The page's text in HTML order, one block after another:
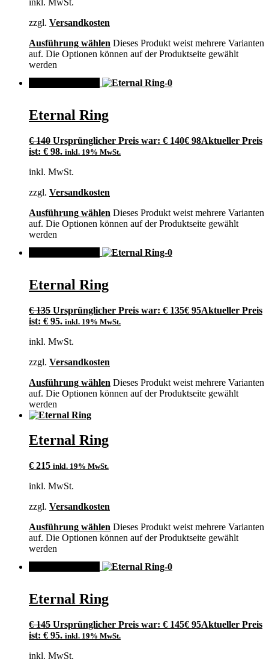
inkl. MwSt.
zzgl. Versandkosten
Ausführung wählen Dieses Produkt weist mehrere Varianten
auf. Die Optionen können auf der Produktseite gewählt
werden
Eternal Ring
€140 Ursprünglicher Preis war: € 140€ 98Aktueller Preis
ist: € 98. inkl. 19% MwSt.
inkl. MwSt.
zzgl. Versandkosten
Ausführung wählen Dieses Produkt weist mehrere Varianten
auf. Die Optionen können auf der Produktseite gewählt
werden
Eternal Ring
€135 Ursprünglicher Preis war: € 135€ 95Aktueller Preis
ist: € 95. inkl. 19% MwSt.
inkl. MwSt.
zzgl. Versandkosten
Ausführung wählen Dieses Produkt weist mehrere Varianten
auf. Die Optionen können auf der Produktseite gewählt
werden
Eternal Ring
€ 215 inkl. 19% MwSt.
inkl. MwSt.
zzgl. Versandkosten
Ausführung wählen Dieses Produkt weist mehrere Varianten
auf. Die Optionen können auf der Produktseite gewählt
werden
Eternal Ring
€145 Ursprünglicher Preis war: € 145€ 95Aktueller Preis
ist: € 95. inkl. 19% MwSt.
inkl. MwSt.